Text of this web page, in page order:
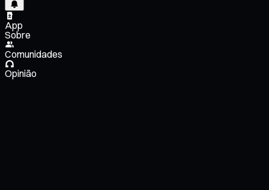
App
Sobre
Comunidades
Opinião